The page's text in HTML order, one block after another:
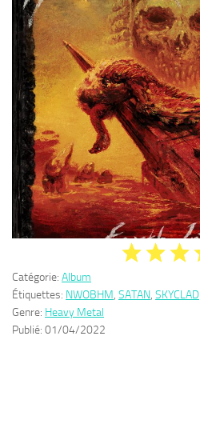
Catégorie: Album
Étiquettes: NWOBHM, SATAN, SKYCLAD
Genre: Heavy Metal
Publié: 01/04/2022